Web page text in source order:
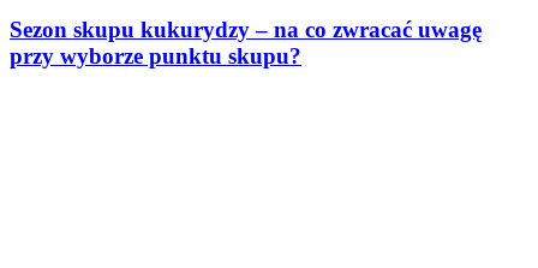
Sezon skupu kukurydzy – na co zwracać uwagę
przy wyborze punktu skupu?